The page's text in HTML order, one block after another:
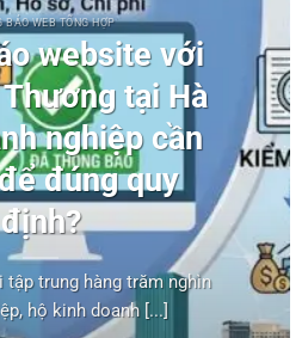
BÁO WEB TỔNG HỢP
website với
tại Hà
nghiệp cần
đúng quy
định?
tập trung hàng trăm nghìn
hộ kinh doanh [...]